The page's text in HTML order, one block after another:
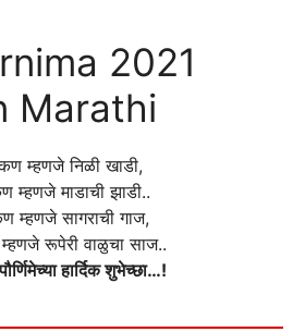
2021
Marathi
म्हणजे निळी खाडी,
म्हणजे माडाची झाडी..
म्हणजे सागराची गाज,
रूपेरी वाळुचा साज..
हार्दिक शुभेच्छा…!